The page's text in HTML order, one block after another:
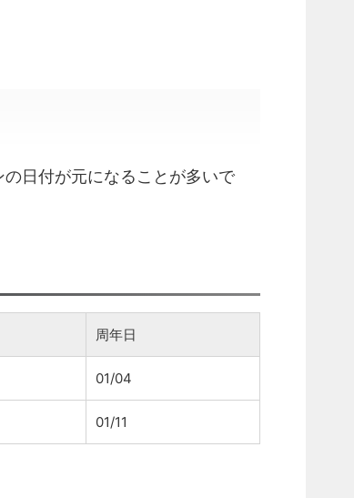
日付が元になることが多いで
周年日
01/04
01/11